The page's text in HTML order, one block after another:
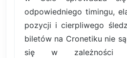
odpowiedniego timingu,
pozycji i cierpliwego
biletów na Cronetiku nie
się w zależności